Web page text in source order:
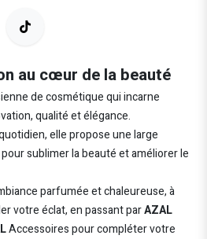
au cœur de la beauté
de cosmétique qui incarne
qualité et élégance.
elle propose une large
sublimer la beauté et améliorer le
parfumée et chaleureuse, à
votre éclat, en passant parAZAL
Accessoires pour compléter votre